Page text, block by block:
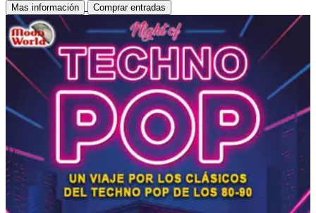
Mas información Comprar entradas